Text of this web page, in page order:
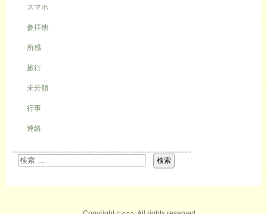
スマホ
参拝他
所感
旅行
未分類
行事
連絡